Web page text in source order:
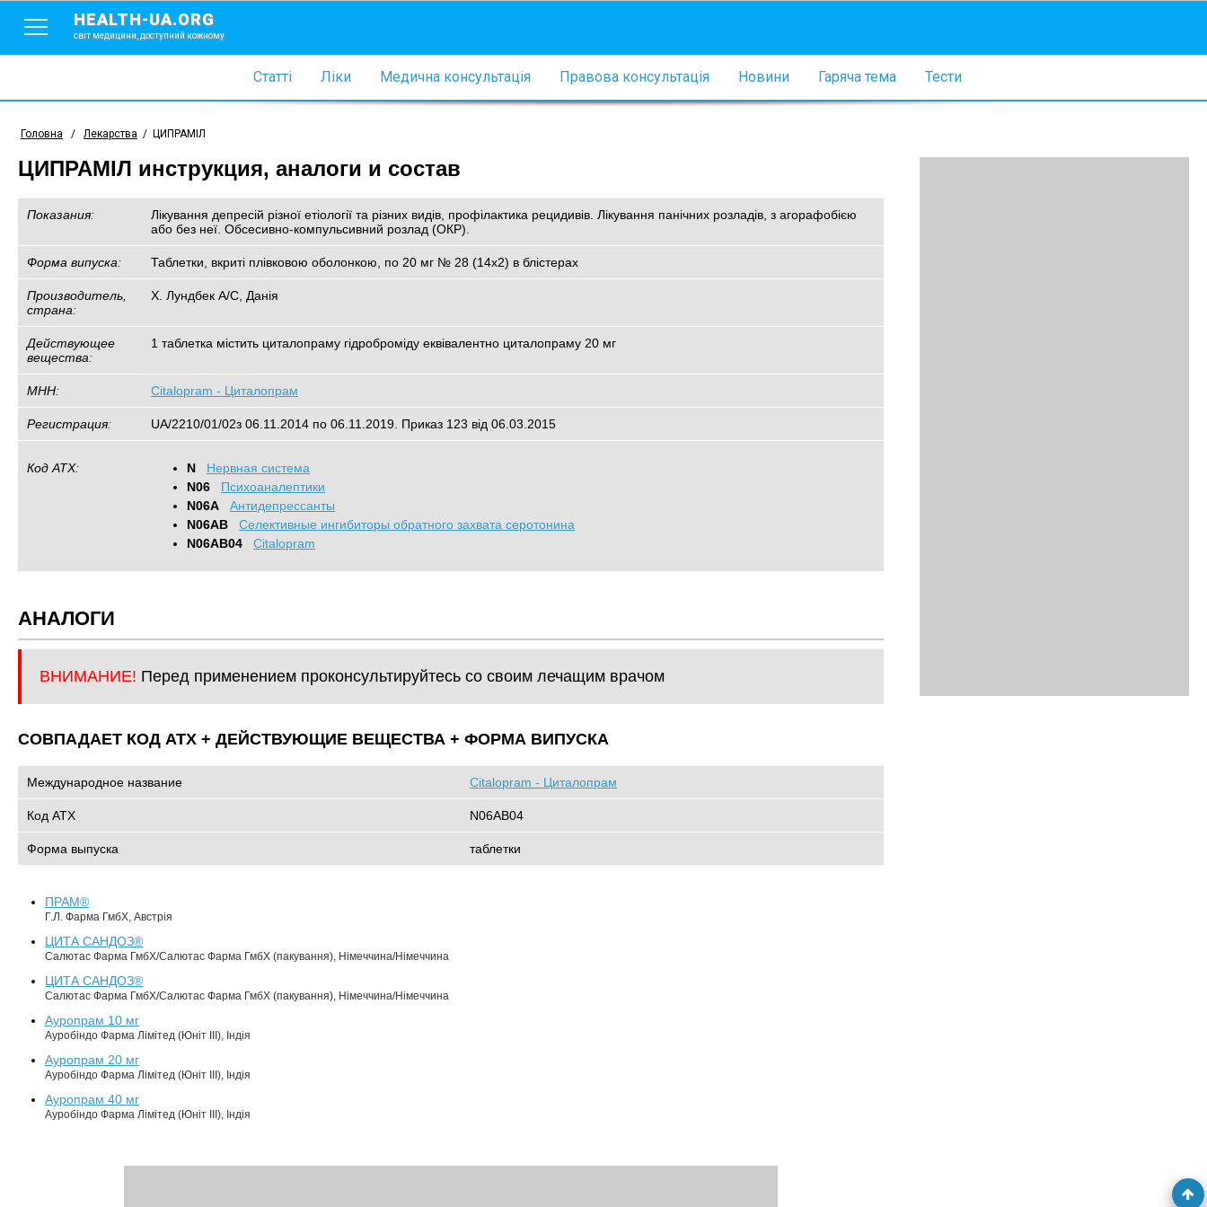
HEALTH-UA.ORG
світ медицини, доступний кожному
Статті Ліки Медична консультація Правова консультація Новини Гаряча тема Тести
Головна / Лекарства / ЦИПРАМІЛ
ЦИПРАМІЛ инструкция, аналоги и состав
Показания:
Лікування депресій різної етіології та різних видів, профілактика рецидивів. Лікування панічних розладів, з агорафобією
або без неї. Обсесивно-компульсивний розлад (ОКР).
Форма випуска: Таблетки, вкриті плівковою оболонкою, по 20 мг № 28 (14х2) в блістерах
Производитель,
страна:
Х. Лундбек А/С, Данія
Действующее
вещества:
1 таблетка містить циталопраму гідроброміду еквівалентно циталопраму 20 мг
МНН: Citalopram - Циталопрам
Регистрация: UA/2210/01/02з 06.11.2014 по 06.11.2019. Приказ 123 від 06.03.2015
Код АТХ: N
Нервная система
N06
Психоаналептики
N06A
Антидепрессанты
N06AB
Cелективные ингибиторы обратного захвата серотонина
N06AB04
Citalopram
АНАЛОГИ
ВНИМАНИЕ! Перед применением проконсультируйтесь со своим лечащим врачом
СОВПАДАЕТ КОД ATХ + ДЕЙСТВУЮЩИЕ ВЕЩЕСТВА + ФОРМА ВИПУСКА
Международное название Citalopram - Циталопрам
Код АТХ N06AB04
Форма выпуска таблетки
ПРАМ®
Г.Л. Фарма ГмбХ, Австрія
ЦИТА САНДОЗ®
Салютас Фарма ГмбХ/Салютас Фарма ГмбХ (пакування), Німеччина/Німеччина
ЦИТА САНДОЗ®
Салютас Фарма ГмбХ/Салютас Фарма ГмбХ (пакування), Німеччина/Німеччина
Ауропрам 10 мг
Ауробіндо Фарма Лімітед (Юніт III), Індія
Ауропрам 20 мг
Ауробіндо Фарма Лімітед (Юніт III), Індія
Ауропрам 40 мг
Ауробіндо Фарма Лімітед (Юніт III), Індія